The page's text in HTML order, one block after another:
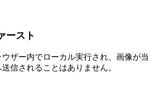
ースト
ザー内でローカル実行され、画像が当
信されることはありません。